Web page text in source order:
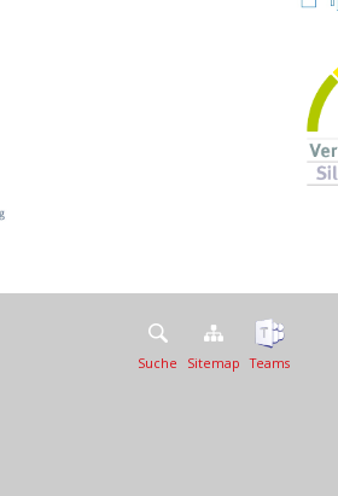
Suche Sitemap Teams